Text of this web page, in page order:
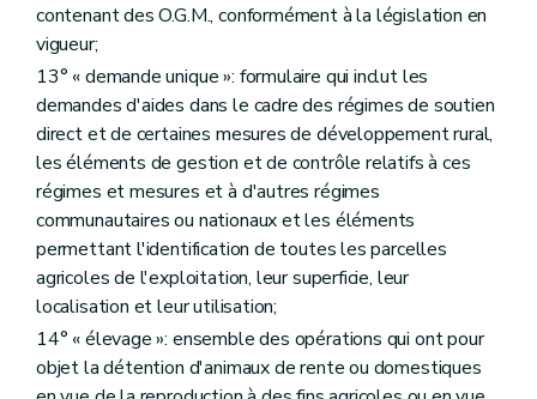
Art.D260/7
Titre XI
Chapitre I
Les voiries agricoles
Art. D261
Chapitre II Protection contre l'érosion et lutte contre les inondations
Section 1re
Subsides aux pouvoirs locaux
Art. D262
Section 2
Lutte contre l'érosion du sol
Art. D263
Art. D264
Art. D265
Chapitre III L'aménagement foncier de biens ruraux
Section 1
re
Dispositions générales
Art. D266
Art. D267
Section 2 L'aménagement foncier
Art. D268
contenant des O.G.M., conformément à la législation en
vigueur;
13° « demande unique »: formulaire qui inclut les
demandes d'aides dans le cadre des régimes de soutien
direct et de certaines mesures de développement rural,
les éléments de gestion et de contrôle relatifs à ces
régimes et mesures et à d'autres régimes
communautaires ou nationaux et les éléments
permettant l'identification de toutes les parcelles
agricoles de l'exploitation, leur superficie, leur
localisation et leur utilisation;
14° « élevage »: ensemble des opérations qui ont pour
objet la détention d'animaux de rente ou domestiques